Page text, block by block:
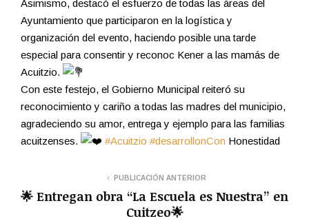
Asimismo, destacó el esfuerzo de todas las áreas del
Ayuntamiento que participaron en la logística y
organización del evento, haciendo posible una tarde
especial para consentir y reconoc Kener a las mamás de
Acuitzio.
Con este festejo, el Gobierno Municipal reiteró su
reconocimiento y cariño a todas las madres del municipio,
agradeciendo su amor, entrega y ejemplo para las familias
acuitzenses.
#Acuitzio #desarrollonCon Honestidad
PUBLICACIÓN ANTERIOR
🌟 Entregan obra “La Escuela es Nuestra” en
Cuitzeo🌟